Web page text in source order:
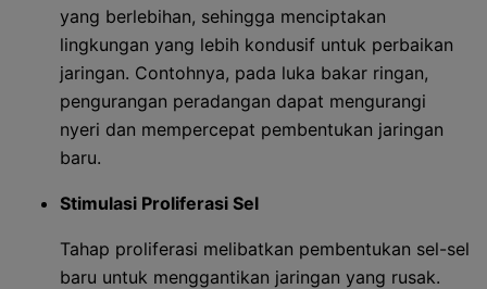
yang berlebihan, sehingga menciptakan
lingkungan yang lebih kondusif untuk perbaikan
jaringan. Contohnya, pada luka bakar ringan,
pengurangan peradangan dapat mengurangi
nyeri dan mempercepat pembentukan jaringan
baru.
Stimulasi Proliferasi Sel
Tahap proliferasi melibatkan pembentukan sel-sel
baru untuk menggantikan jaringan yang rusak.